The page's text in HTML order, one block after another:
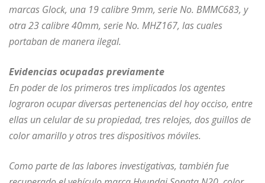
marcas Glock, una 19 calibre 9mm, serie No. BMMC683, y
otra 23 calibre 40mm, serie No. MHZ167, las cuales
portaban de manera ilegal.
Evidencias ocupadas previamente
En poder de los primeros tres implicados los agentes
lograron ocupar diversas pertenencias del hoy occiso, entre
ellas un celular de su propiedad, tres relojes, dos guillos de
color amarillo y otros tres dispositivos móviles.
Como parte de las labores investigativas, también fue